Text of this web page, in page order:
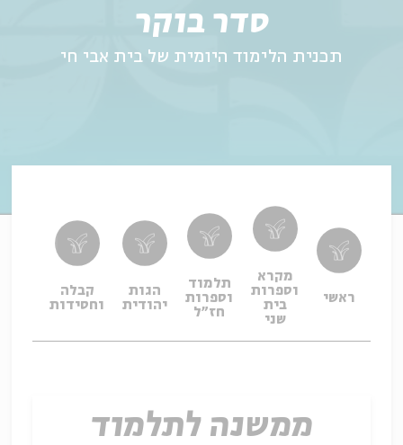
סדר בוקר
תכנית הלימוד היומית של בית אבי חי
ראשי
מקרא
וספרות
בית
שני
תלמוד
וספרות
חז"ל
הגות
יהודית
קבלה
וחסידות
ממשנה לתלמוד